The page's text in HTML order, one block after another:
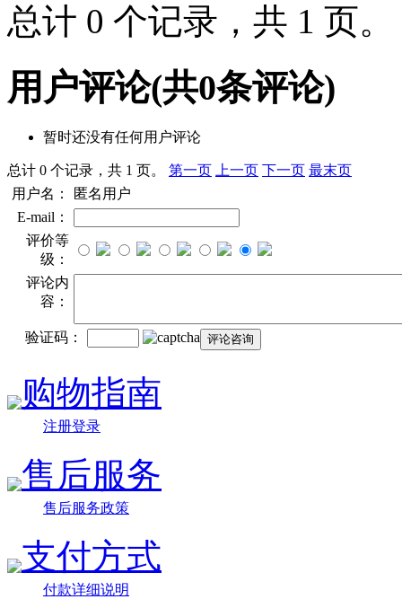
总计 0 个记录，共 1 页。
用户评论(共0条评论)
暂时还没有任何用户评论
总计 0 个记录，共 1 页。 第一页 上一页 下一页 最末页
用户名：
匿名用户
E-mail：
评价等
级：
评论内
容：
验证码：
购物指南
注册登录
售后服务
售后服务政策
支付方式
付款详细说明